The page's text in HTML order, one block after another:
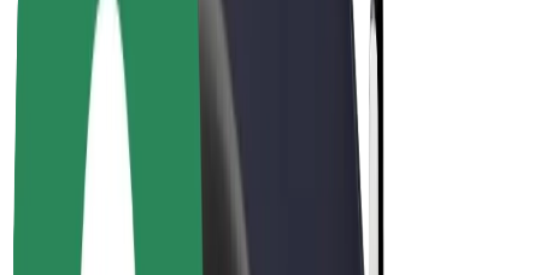
Repartidores
Ingresos de repartidor
Comercios de Bolt Food
Flotas
Franquicias
Empresa